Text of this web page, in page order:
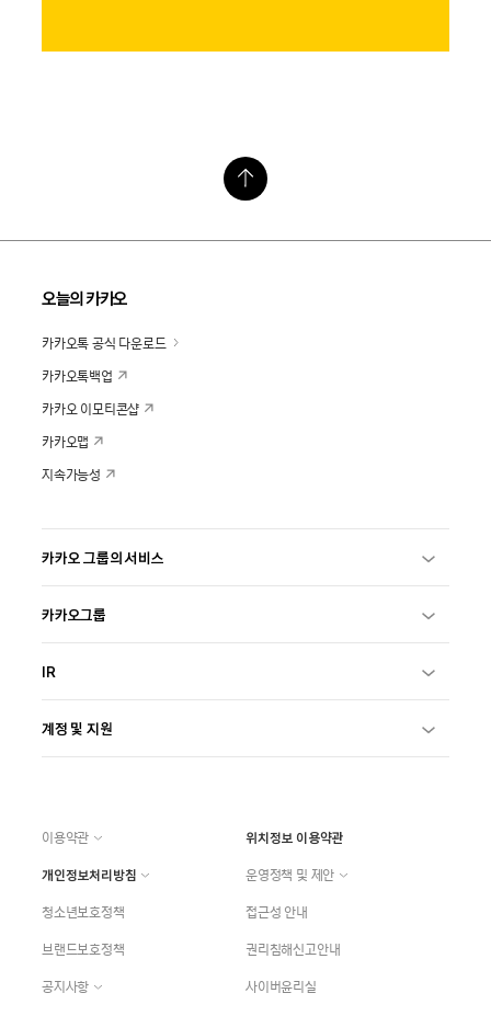
오늘의 카카오
카카오톡 공식 다운로드
카카오톡백업
카카오 이모티콘샵
카카오맵
지속가능성
카카오 그룹의 서비스
카카오그룹
IR
계정 및 지원
이용약관
위치정보 이용약관
개인정보처리방침
운영정책 및 제안
청소년보호정책
접근성 안내
브랜드보호정책
권리침해신고안내
공지사항
사이버윤리실